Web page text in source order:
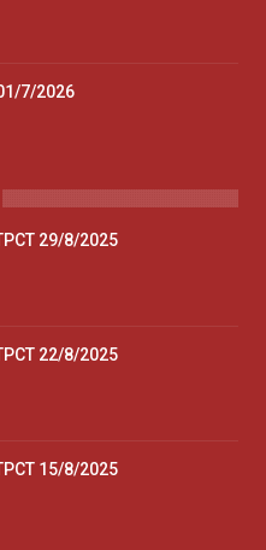
7/2026
29/8/2025
22/8/2025
15/8/2025